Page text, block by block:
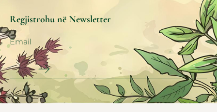
Regjistrohu në Newsletter